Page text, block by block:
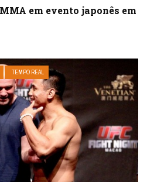
em evento japonês em
TEMPO REAL